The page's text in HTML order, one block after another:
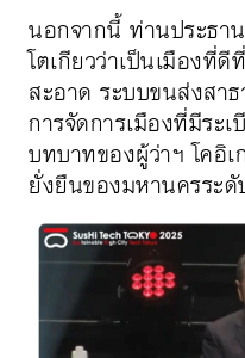
นอกจากนี้ ท่านประธา
โตเกียวว่าเป็นเมืองที่
สะอาด ระบบขนส่งสา
การจัดการเมืองที่มีร
บทบาทของผู้ว่าฯ โคอิเ
ยั่งยืนของมหานครระดั